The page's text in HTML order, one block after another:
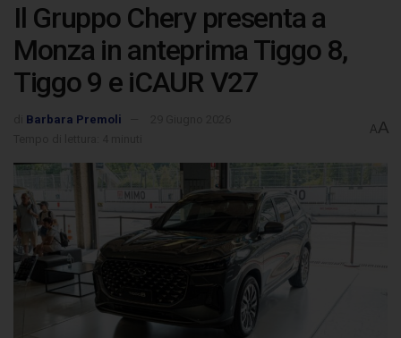
Il Gruppo Chery presenta a
Monza in anteprima Tiggo 8,
Tiggo 9 e iCAUR V27
Barbara Premoli
AA